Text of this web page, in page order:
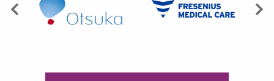
Précédent